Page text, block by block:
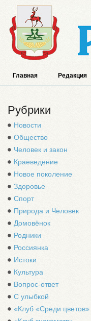
Главная Редакция
Рубрики
Новости
Общество
Человек и закон
Краеведение
Новое поколение
Здоровье
Спорт
Природа и Человек
Домовёнок
Родники
Россиянка
Истоки
Культура
Вопрос-ответ
С улыбкой
«Клуб «Среди цветов»